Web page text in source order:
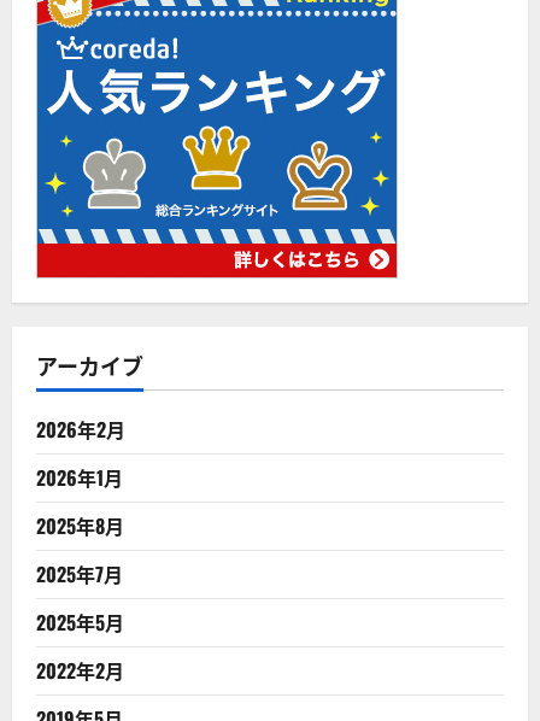
アーカイブ
2026年2月
2026年1月
2025年8月
2025年7月
2025年5月
2022年2月